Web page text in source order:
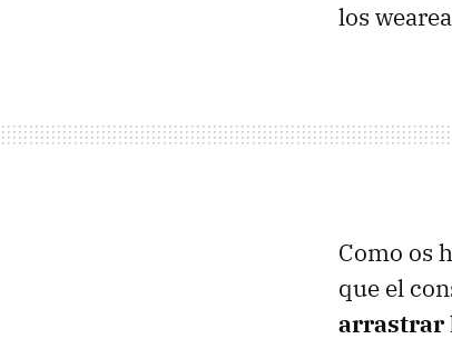
los
Como os
que el
arrastrar